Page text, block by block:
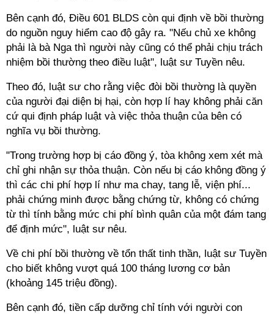
Bên cạnh đó, Điều 601 BLDS còn qui định về bồi thường
do nguồn nguy hiểm cao độ gây ra. "Nếu chủ xe không
phải là bà Nga thì người này cũng có thể phải chịu trách
nhiệm bồi thường theo điều luật", luật sư Tuyền nêu.
Theo đó, luật sư cho rằng việc đòi bồi thường là quyền
của người đại diện bị hại, còn hợp lí hay không phải căn
cứ qui định pháp luật và việc thỏa thuận của bên có
nghĩa vụ bồi thường.
"Trong trường hợp bị cáo đồng ý, tòa không xem xét mà
chỉ ghi nhận sự thỏa thuận. Còn nếu bị cáo không đồng ý
thì các chi phí hợp lí như ma chay, tang lễ, viện phí...
phải chứng minh được bằng chứng từ, không có chứng
từ thì tính bằng mức chi phí bình quân của một đám tang
để định mức", luật sư nêu.
Về chi phí bồi thường về tổn thất tinh thần, luật sư Tuyền
cho biết không vượt quá 100 tháng lương cơ bản
(khoảng 145 triệu đồng).
Bên cạnh đó, tiền cấp dưỡng chỉ tính với người con